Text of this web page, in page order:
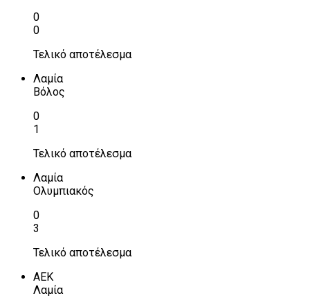
0
0
Τελικό αποτέλεσμα
Λαμία
Βόλος
0
1
Τελικό αποτέλεσμα
Λαμία
Ολυμπιακός
0
3
Τελικό αποτέλεσμα
ΑΕΚ
Λαμία